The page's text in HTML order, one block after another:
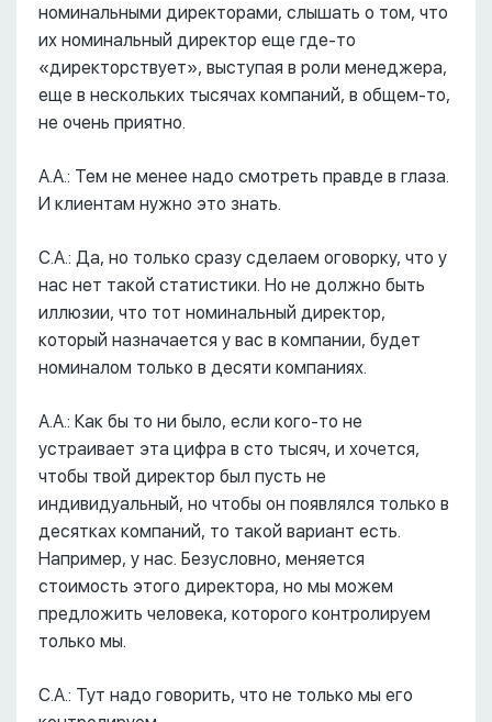
номинальными директорами, слышать о том, что
их номинальный директор еще где-то
«директорствует», выступая в роли менеджера,
еще в нескольких тысячах компаний, в общем-то,
не очень приятно.
А.А.: Тем не менее надо смотреть правде в глаза.
И клиентам нужно это знать.
С.А.: Да, но только сразу сделаем оговорку, что у
нас нет такой статистики. Но не должно быть
иллюзии, что тот номинальный директор,
который назначается у вас в компании, будет
номиналом только в десяти компаниях.
А.А.: Как бы то ни было, если кого-то не
устраивает эта цифра в сто тысяч, и хочется,
чтобы твой директор был пусть не
индивидуальный, но чтобы он появлялся только в
десятках компаний, то такой вариант есть.
Например, у нас. Безусловно, меняется
стоимость этого директора, но мы можем
предложить человека, которого контролируем
только мы.
С.А.: Тут надо говорить, что не только мы его